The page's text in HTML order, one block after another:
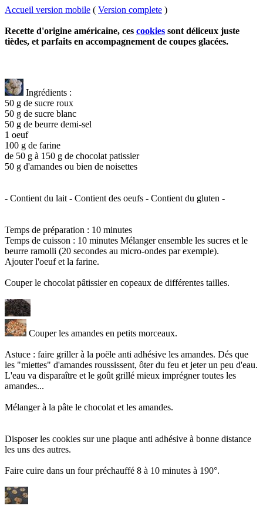
Accueil version mobile ( Version complete )
Recette d'origine américaine, ces cookies sont déliceux juste
tièdes, et parfaits en accompagnement de coupes glacées.
Ingrédients :
50 g de sucre roux
50 g de sucre blanc
50 g de beurre demi-sel
1 oeuf
100 g de farine
de 50 g à 150 g de chocolat patissier
50 g d'amandes ou bien de noisettes
- Contient du lait - Contient des oeufs - Contient du gluten -
Temps de préparation : 10 minutes
Temps de cuisson : 10 minutes Mélanger ensemble les sucres et le
beurre ramolli (20 secondes au micro-ondes par exemple).
Ajouter l'oeuf et la farine.
Couper le chocolat pâtissier en copeaux de différentes tailles.
Couper les amandes en petits morceaux.
Astuce : faire griller à la poële anti adhésive les amandes. Dés que
les "miettes" d'amandes roussissent, ôter du feu et jeter un peu d'eau.
L'eau va disparaître et le goût grillé mieux imprégner toutes les
amandes...
Mélanger à la pâte le chocolat et les amandes.
Disposer les cookies sur une plaque anti adhésive à bonne distance
les uns des autres.
Faire cuire dans un four préchauffé 8 à 10 minutes à 190°.